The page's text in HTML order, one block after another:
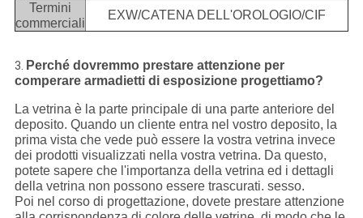
Termini
commerciali
EXW/CATENA DELL'OROLOGIO/CIF
3. Perché dovremmo prestare attenzione per
comperare armadietti di esposizione progettiamo?
La vetrina è la parte principale di una parte anteriore del
deposito. Quando un cliente entra nel vostro deposito, la
prima vista che vede può essere la vostra vetrina invece
dei prodotti visualizzati nella vostra vetrina. Da questo,
potete sapere che l'importanza della vetrina ed i dettagli
della vetrina non possono essere trascurati. sesso.
Poi nel corso di progettazione, dovete prestare attenzione